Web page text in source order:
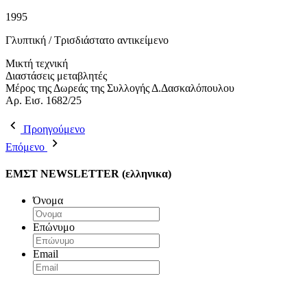
1995
Γλυπτική / Τρισδιάστατο αντικείμενο
Μικτή τεχνική
Διαστάσεις μεταβλητές
Μέρος της Δωρεάς της Συλλογής Δ.Δασκαλόπουλου
Αρ. Εισ. 1682/25
Προηγούμενο
Επόμενο
ΕΜΣΤ NEWSLETTER (ελληνικα)
Όνομα
Επώνυμο
Email